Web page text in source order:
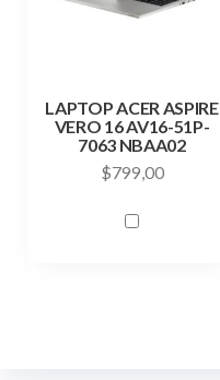
LAPTOP ACER ASPIRE
VERO 16 AV16-51P-
7063 NBAA02
$799,00